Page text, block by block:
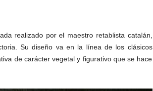
realizado por el maestro retablista catalán,
Su diseño va en la línea de los clásicos
de carácter vegetal y figurativo que se hace